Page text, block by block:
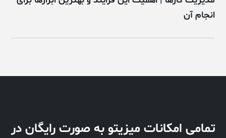
انجام آن
تمامی امکانات میزیتو به صورت رایگان در